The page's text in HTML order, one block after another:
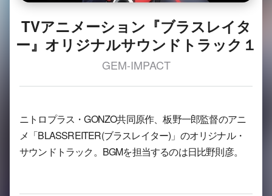
TVアニメーション『ブラスレイタ
ー』オリジナルサウンドトラック１
GEM-IMPACT
ニトロプラス・GONZO共同原作、板野一郎監督のアニ
メ「BLASSREITER(ブラスレイター)」のオリジナル・
サウンドトラック。BGMを担当するのは日比野則彦。